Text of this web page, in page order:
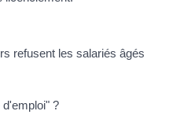
refusent les salariés âgés
?